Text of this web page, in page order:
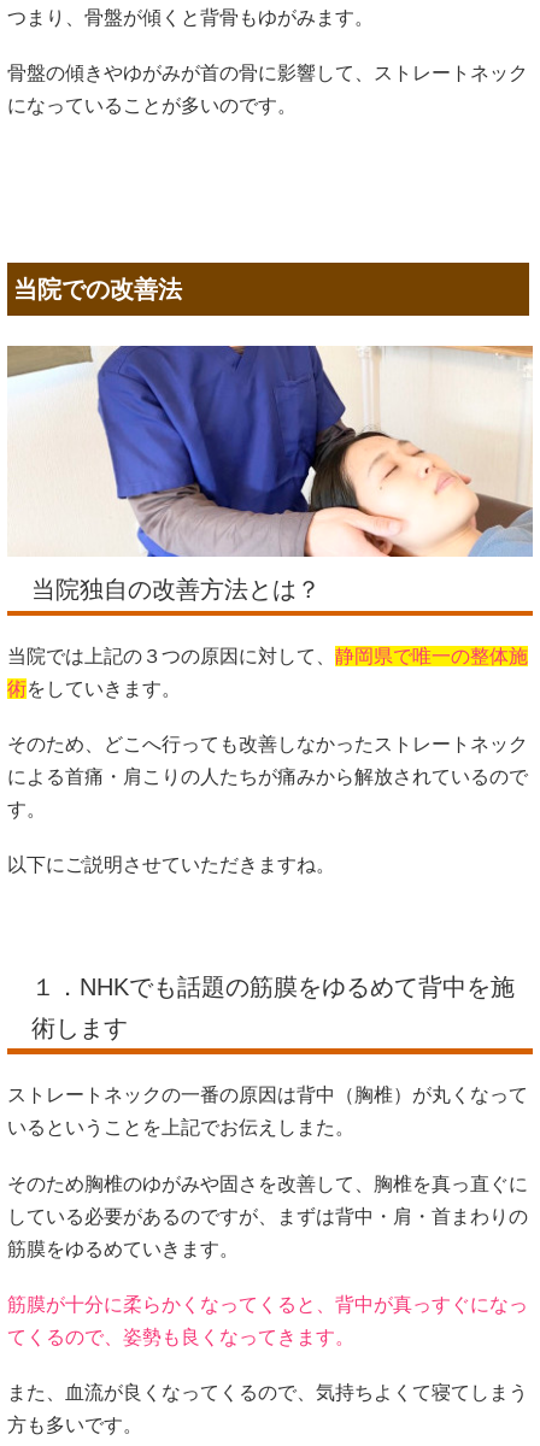
つまり、骨盤が傾くと背骨もゆがみます。
骨盤の傾きやゆがみが首の骨に影響して、ストレートネック
になっていることが多いのです。
当院での改善法
当院独自の改善方法とは？
当院では上記の３つの原因に対して、 静岡県で唯一の整体施
術をしていきます。
そのため、どこへ行っても改善しなかったストレートネック
による首痛・肩こりの人たちが痛みから解放されているので
す。
以下にご説明させていただきますね。
１．NHKでも話題の筋膜をゆるめて背中を施
術します
ストレートネックの一番の原因は背中（胸椎）が丸くなって
いるということを上記でお伝えしまた。
そのため胸椎のゆがみや固さを改善して、胸椎を真っ直ぐに
している必要があるのですが、まずは背中・肩・首まわりの
筋膜をゆるめていきます。
筋膜が十分に柔らかくなってくると、背中が真っすぐになっ
てくるので、姿勢も良くなってきます。
また、血流が良くなってくるので、気持ちよくて寝てしまう
方も多いです。